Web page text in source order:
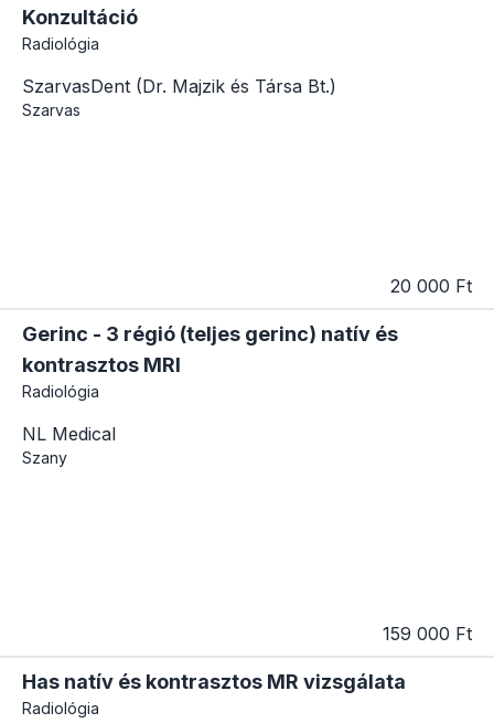
Konzultáció
Radiológia
SzarvasDent (Dr. Majzik és Társa Bt.)
Szarvas
20 000 Ft
Gerinc - 3 régió (teljes gerinc) natív és
kontrasztos MRI
Radiológia
NL Medical
Szany
159 000 Ft
Has natív és kontrasztos MR vizsgálata
Radiológia